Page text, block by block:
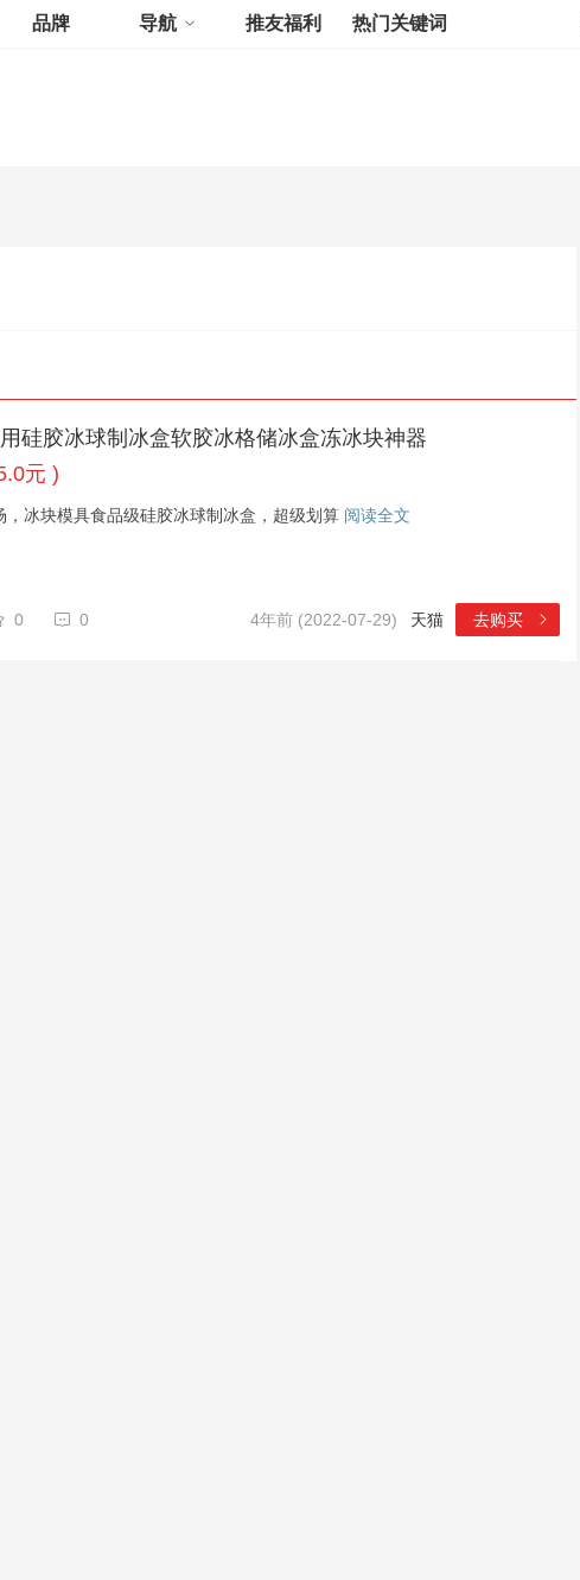
品牌 导航 推友福利 热门关键词
硅胶冰球制冰盒软胶冰格储冰盒冻冰块神器
元 )
冰块模具食品级硅胶冰球制冰盒，超级划算 阅读全文
0 0 去购买
4年前 (2022-07-29) 天猫